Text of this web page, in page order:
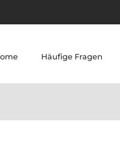
Häufige Fragen